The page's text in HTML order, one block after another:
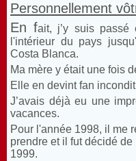
Personnellement
En fait, j’y suis
l'intérieur du pays
Costa Blanca.
Ma mère y était une fois
Elle en devint fan
J’avais déjà eu une
vacances.
Pour l'année 1998, il me
prendre et il fut décidé
1999.